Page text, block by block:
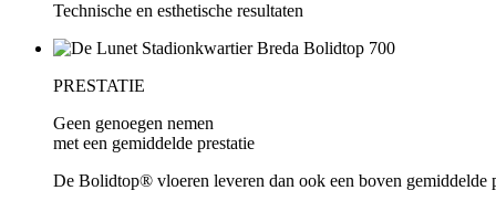
Technische en esthetische resultaten
PRESTATIE
Geen genoegen nemen
met een gemiddelde prestatie
De Bolidtop® vloeren leveren dan ook een boven gemiddelde